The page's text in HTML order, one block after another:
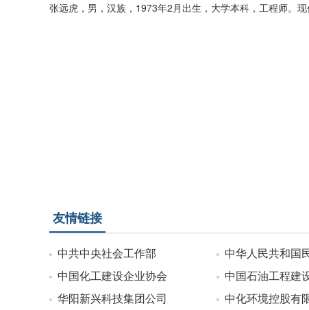
张远虎，男，汉族，1973年2月出生，大学本科，工程师。
友情链接
中共中央社会工作部 中华人民共和国
中国化工建设企业协会
中国石油工程建
华阳新兴科技集团公司
中化环境控股有